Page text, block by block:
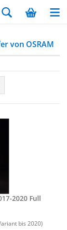
von OSRAM
​2020 Full
bis 2020)